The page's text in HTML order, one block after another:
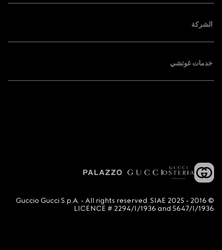
الشركة
خدمات غوتشي
© 2016 - 2025 Guccio Gucci S.p.A. - All rights reserved. SIAE
LICENCE # 2294/I/1936 and 5647/I/1936